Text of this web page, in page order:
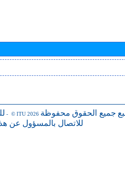
- © ITU 2026 جميع الحقوق محفوظة
للاتصال بالمسؤول عن